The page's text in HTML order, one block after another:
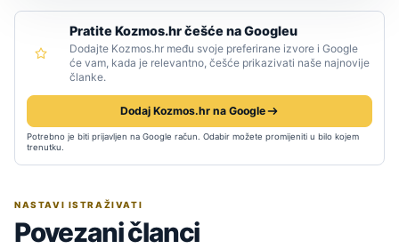
Pratite Kozmos.hr češće na Googleu
Dodajte Kozmos.hr među svoje preferirane izvore i Google
će vam, kada je relevantno, češće prikazivati naše najnovije
članke.
Dodaj Kozmos.hr na Google
Potrebno je biti prijavljen na Google račun. Odabir možete promijeniti u bilo kojem
trenutku.
NASTAVI ISTRAŽIVATI
Povezani članci